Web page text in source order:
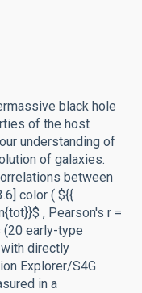
black hole
of the host
understanding of
of galaxies.
between
color ( ${{
, Pearson's r =
early-type
directly
Explorer/S4G
in a